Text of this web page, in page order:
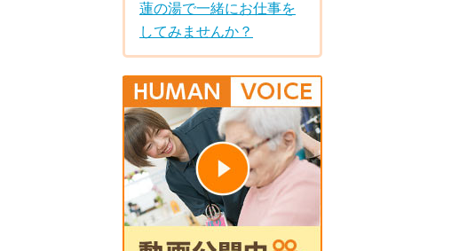
蓮の湯で一緒にお仕事を
してみませんか？